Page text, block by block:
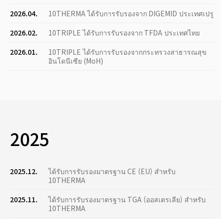
2026.04.
10THERMA ได้รับการรับรองจาก DIGEMID ประเทศเปรู
2026.02.
10TRIPLE ได้รับการรับรองจาก TFDA ประเทศไทย
2026.01.
10TRIPLE ได้รับการรับรองจากกระทรวงสาธารณสุข
อินโดนีเซีย (MoH)
2025
2025.12.
ได้รับการรับรองมาตรฐาน CE (EU) สำหรับ
10THERMA
2025.11.
ได้รับการรับรองมาตรฐาน TGA (ออสเตรเลีย) สำหรับ
10THERMA